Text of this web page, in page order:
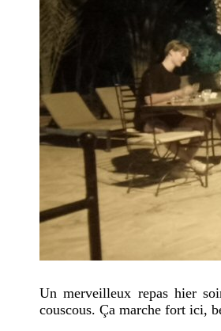
Un merveilleux repas hier
couscous. Ça marche fort ici,